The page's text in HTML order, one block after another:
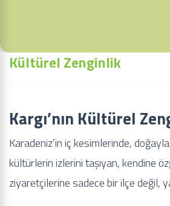
Kültürel Zenginlik
Kargı’nın Kültürel
Karadeniz’in iç kesimlerinde,
kültürlerin izlerini taşıyan, kendine
ziyaretçilerine sadece bir ilçe değil,